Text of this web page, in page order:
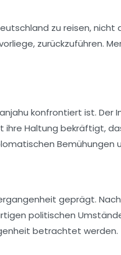
zu reisen,
zurückzuführen.
konfrontiert ist. Der
Haltung bekräftigt,
Bemühungen
geprägt.
politischen
betrachtet werden.